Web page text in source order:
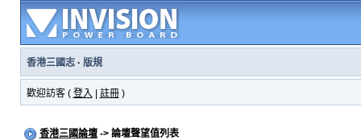
香港三國志· 版規
歡迎訪客 ( 登入 註冊)
香港三國論壇-> 論壇聲望值列表